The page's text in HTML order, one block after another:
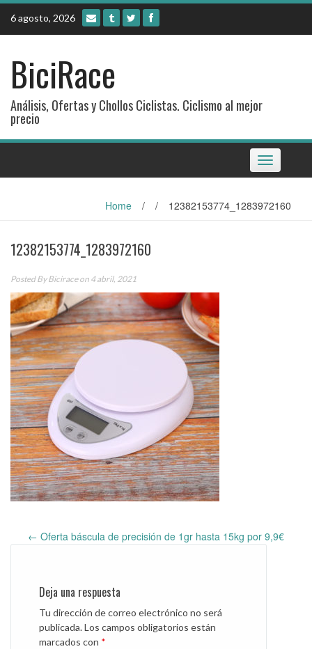
Skip
content
6 agosto, 2026
BiciRace
Análisis, Ofertas y Chollos Ciclistas. Ciclismo al mejor
precio
Toggle
navigation
Home / / 12382153774_1283972160
12382153774_1283972160
Posted ByBiciraceon 4 abril, 2021
Post
← Oferta báscula de precisión de 1gr hasta 15kg por 9,9€
Deja una respuesta
Tu dirección de correo electrónico no será
publicada.Los campos obligatorios están
marcados con *